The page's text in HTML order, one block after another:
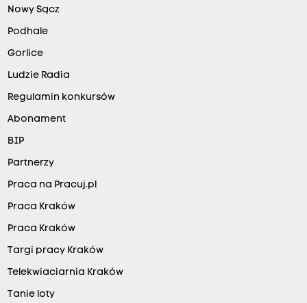
Nowy Sącz
Podhale
Gorlice
Ludzie Radia
Regulamin konkursów
Abonament
BIP
Partnerzy
Praca na Pracuj.pl
Praca Kraków
Praca Kraków
Targi pracy Kraków
Telekwiaciarnia Kraków
Tanie loty